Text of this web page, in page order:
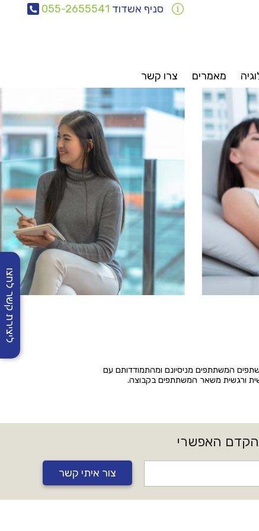
סניף אשדוד 055-2655541
מאמרים צרו קשר
המשתתפים מניסיונם ומהתמודדותם עם
ורגשית משאר המשתתפים בקבוצה.
האפשרי
צור איתי קשר
ליצירת קשר לחצו